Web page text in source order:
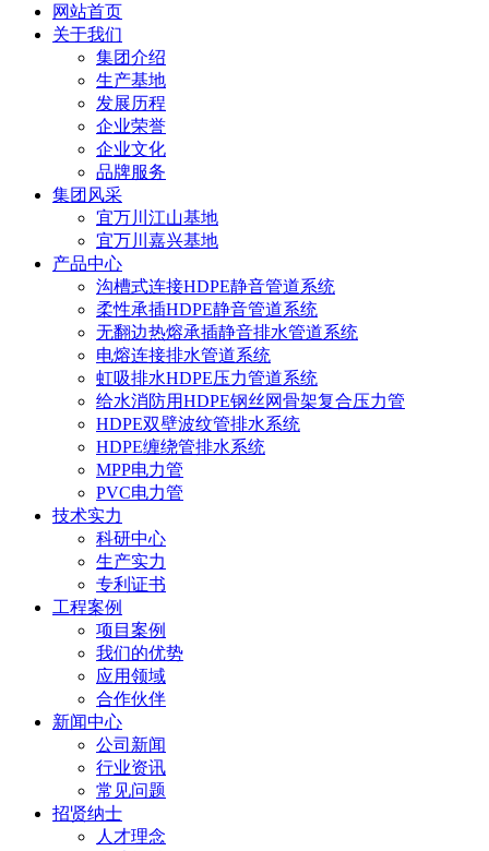
网站首页
关于我们
集团介绍
生产基地
发展历程
企业荣誉
企业文化
品牌服务
集团风采
宜万川江山基地
宜万川嘉兴基地
产品中心
沟槽式连接HDPE静音管道系统
柔性承插HDPE静音管道系统
无翻边热熔承插静音排水管道系统
电熔连接排水管道系统
虹吸排水HDPE压力管道系统
给水消防用HDPE钢丝网骨架复合压力管
HDPE双壁波纹管排水系统
HDPE缠绕管排水系统
MPP电力管
PVC电力管
技术实力
科研中心
生产实力
专利证书
工程案例
项目案例
我们的优势
应用领域
合作伙伴
新闻中心
公司新闻
行业资讯
常见问题
招贤纳士
人才理念